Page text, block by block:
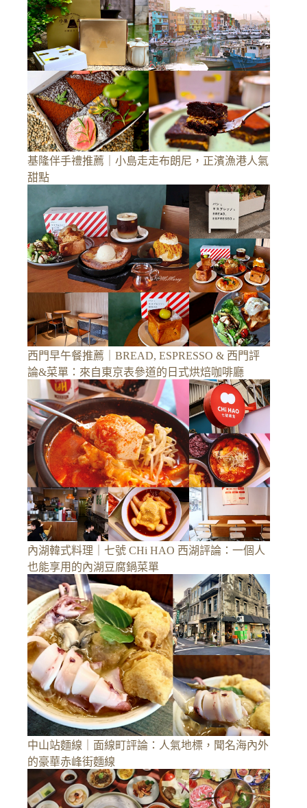
基隆伴手禮推薦｜小島走走布朗尼，正濱漁港人氣
甜點
西門早午餐推薦｜BREAD, ESPRESSO & 西門評
論&菜單：來自東京表參道的日式烘焙咖啡廳
內湖韓式料理｜七號 CHi HAO 西湖評論：一個人
也能享用的內湖豆腐鍋菜單
中山站麵線｜面線町評論：人氣地標，聞名海內外
的豪華赤峰街麵線